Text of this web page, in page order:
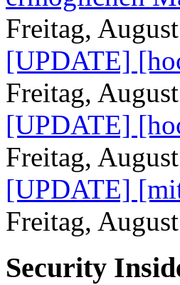
Freitag,
[UPDATE]
Freitag,
[UPDATE]
Freitag,
[UPDATE]
Freitag,
Security